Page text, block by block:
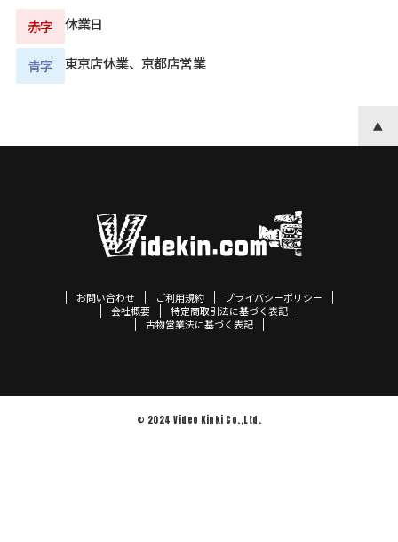
赤字 休業日
青字 東京店休業、京都店営業
お問い合わせ ご利用規約
プライバシーポリシー
会社概要
特定商取引法に基づく表記
古物営業法に基づく表記
© 2024 Video Kinki Co.,Ltd.